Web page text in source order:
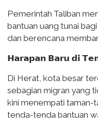
Pemerintah Taliban
bantuan uang tunai
dan berencana
𝗛𝗮𝗿𝗮𝗽𝗮𝗻 𝗕𝗮𝗿𝘂 𝗱𝗶
Di Herat, kota besar
sebagian migran yang
kini menempati taman-
tenda-tenda bantuan